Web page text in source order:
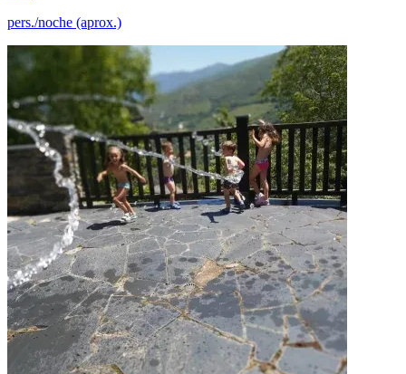
pers./noche (aprox.)